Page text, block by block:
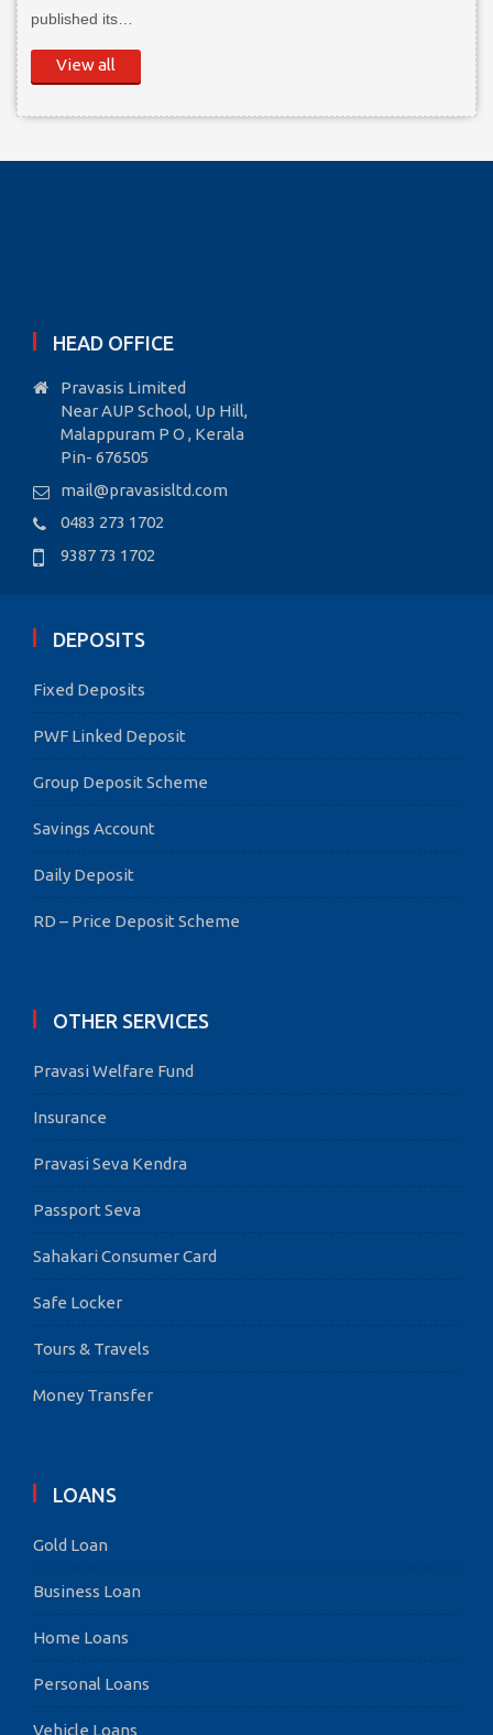
published its…
View all
HEAD OFFICE
Pravasis Limited
Near AUP School, Up Hill,
Malappuram P O , Kerala
Pin- 676505
mail@pravasisltd.com
0483 273 1702
9387 73 1702
DEPOSITS
Fixed Deposits
PWF Linked Deposit
Group Deposit Scheme
Savings Account
Daily Deposit
RD – Price Deposit Scheme
OTHER SERVICES
Pravasi Welfare Fund
Insurance
Pravasi Seva Kendra
Passport Seva
Sahakari Consumer Card
Safe Locker
Tours & Travels
Money Transfer
LOANS
Gold Loan
Business Loan
Home Loans
Personal Loans
Vehicle Loans